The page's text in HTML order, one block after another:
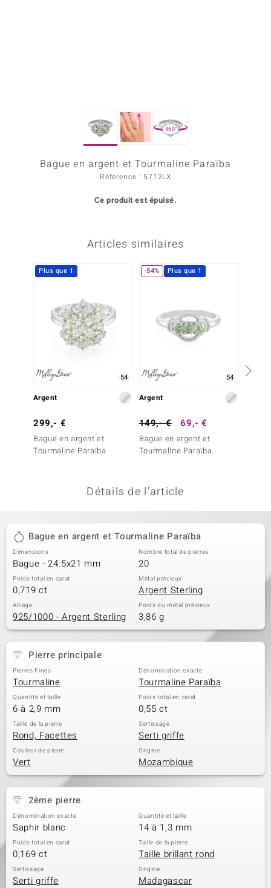
360°
Bague en argent et Tourmaline Paraïba
Référence : 5712LX
Ce produit est épuisé.
Articles similaires
Plus que 1
54
Argent
299,- €
Bague en argent et
Tourmaline Paraïba
-54% Plus que 1
54
Argent
149,- € 69,- €
Bague en argent et
Tourmaline Paraïba
Détails de l'article
Bague en argent et Tourmaline Paraïba
Dimensions
Bague - 24.5x21 mm
Nombre total de pierres
20
Poids total en carat
0,719 ct
Métal précieux
Argent Sterling
Alliage
925/1000 - Argent Sterling
Poids du métal précieux
3,86 g
Pierre principale
Pierres Fines
Tourmaline
Dénomination exacte
Tourmaline Paraïba
Quantité et taille
6 à 2,9 mm
Poids total en carat
0,55 ct
Taille de la pierre
Rond, Facettes
Sertissage
Serti griffe
Couleur de pierre
Vert
Origine
Mozambique
2ème pierre
Dénomination exacte
Saphir blanc
Quantité et taille
14 à 1,3 mm
Poids total en carat
0,169 ct
Taille de la pierre
Taille brillant rond
Sertissage
Serti griffe
Origine
Madagascar